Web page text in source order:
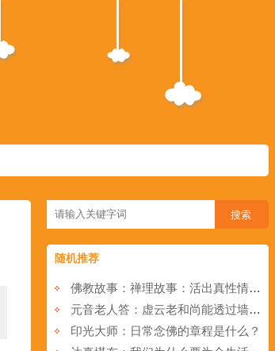
随机推荐
佛教故事：禅理故事：活出真性情,领悟大智慧
元音老人答：虚云老和尚能透过墙壁见到屋外有人小解是开悟吗？
印光大师：日常念佛的章程是什么？